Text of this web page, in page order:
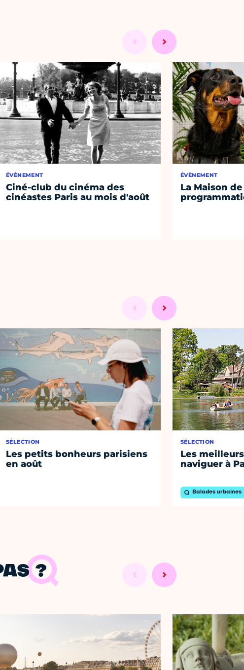
ÉVÈNEMENT
Ciné-club du cinéma des
cinéastes Paris au mois d'août
ÉVÈNEMENT
La Maison
SÉLECTION
Les petits bonheurs parisiens
en août
SÉLECTION
Les
naviguer à
Balades urbaines
?